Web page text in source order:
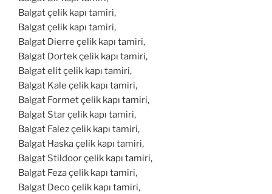
Balgat çelik kapı tamiri,
Balgat çelik kapı tamiri,
Balgat Dierre çelik kapı tamiri,
Balgat Dortek çelik kapı tamiri,
Balgat elit çelik kapı tamiri,
Balgat Kale çelik kapı tamiri,
Balgat Formet çelik kapı tamiri,
Balgat Star çelik kapı tamiri,
Balgat Falez çelik kapı tamiri,
Balgat Haska çelik kapı tamiri,
Balgat Stildoor çelik kapı tamiri,
Balgat Feza çelik kapı tamiri,
Balgat Deco çelik kapı tamiri,